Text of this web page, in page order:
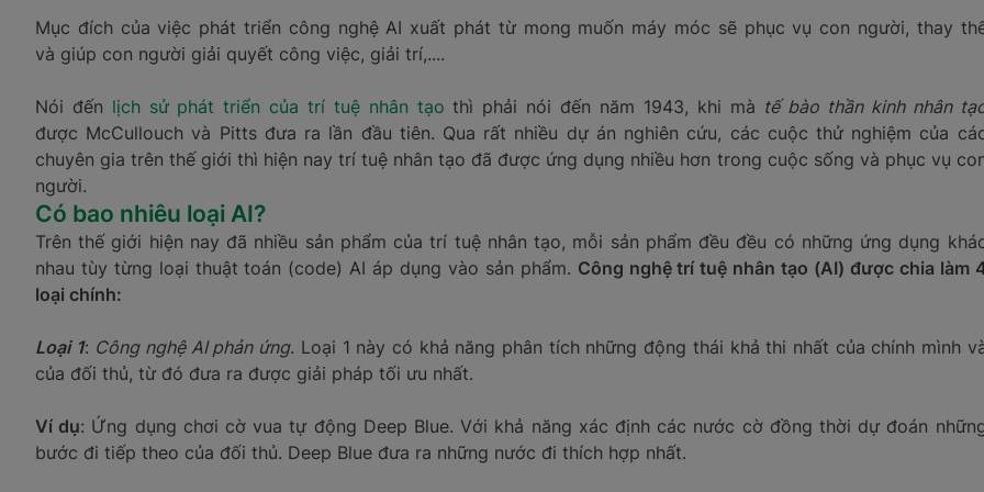
Mục đích của việc phát triển công nghệ AI xuất phát từ mong muốn máy móc sẽ phục vụ con người, thay
và giúp con người giải quyết công việc, giải trí,....
Nói đến lịch sử phát triển của trí tuệ nhân tạo thì phải nói đến năm 1943, khi mà tế bào thần kinh nhân
được McCullouch và Pitts đưa ra lần đầu tiên. Qua rất nhiều dự án nghiên cứu, các cuộc thử nghiệm của
chuyên gia trên thế giới thì hiện nay trí tuệ nhân tạo đã được ứng dụng nhiều hơn trong cuộc sống và phục vụ
người.
Có bao nhiêu loại AI?
Trên thế giới hiện nay đã nhiều sản phẩm của trí tuệ nhân tạo, mỗi sản phẩm đều đều có những ứng dụng
nhau tùy từng loại thuật toán (code) AI áp dụng vào sản phẩm. Công nghệ trí tuệ nhân tạo (AI) được chia làm
loại chính:
Loại 1: Công nghệ AI phản ứng. Loại 1 này có khả năng phân tích những động thái khả thi nhất của chính mình
của đối thủ, từ đó đưa ra được giải pháp tối ưu nhất.
Ví dụ: Ứng dụng chơi cờ vua tự động Deep Blue. Với khả năng xác định các nước cờ đồng thời dự đoán
bước đi tiếp theo của đối thủ. Deep Blue đưa ra những nước đi thích hợp nhất.